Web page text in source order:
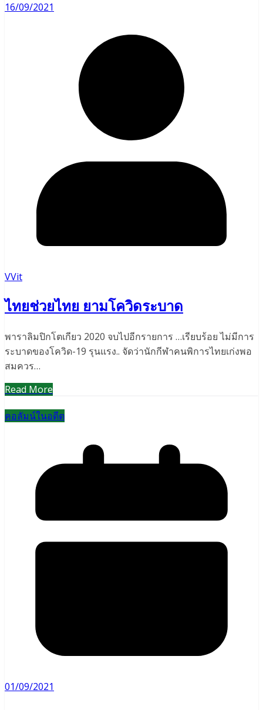
16/09/2021
VVit
ไทยช่วยไทย ยามโควิดระบาด
พาราลิมปิกโตเกียว 2020 จบไปอีกรายการ …เรียบร้อย ไม่มีการ
ระบาดของโควิด-19 รุนแรง.. จัดว่านักกีฬาคนพิการไทยเก่งพอ
สมควร…
Read More
คอลัมน์ในอดีต
01/09/2021